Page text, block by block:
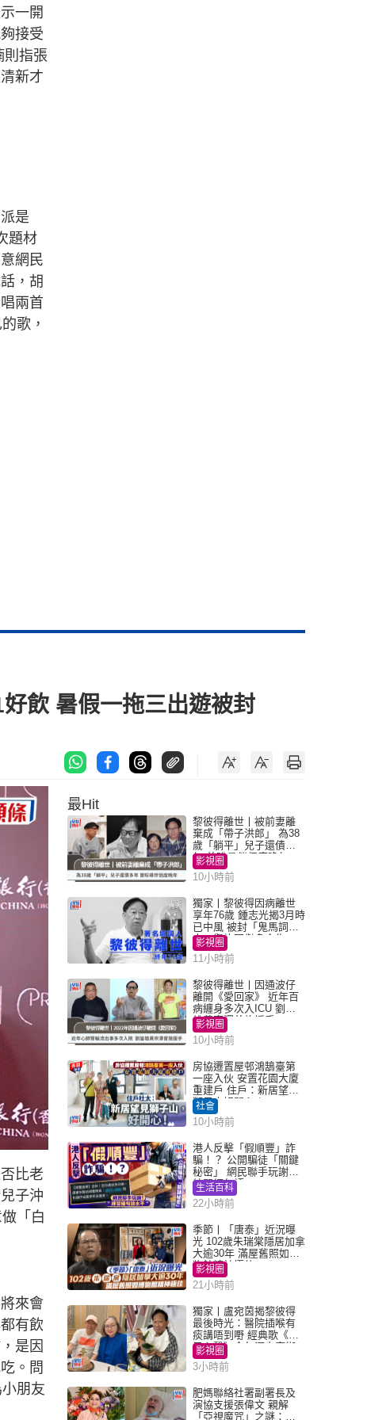
一開
接受
則指張
新才
是
題材
網民
，胡
兩首
歌，
飲 暑假一拖三出遊被封
比老
子沖
「白
來會
有飲
是因
。問
朋友
最Hit
黎彼得離世丨被前妻離
棄成「帶子洪郎」 為38
歲「躺平」兒子還債多
年 曾盼尋伴侶度晚年
影視圈
10小時前
獨家丨黎彼得因病離世
享年76歲 鍾志光揭3月時
已中風 被封「鬼馬詞
人」與許冠傑多合作
影視圈
11小時前
黎彼得離世丨因通波仔
離開《愛回家》 近年百
病纏身多次入ICU 劉鑾
雄黃宗澤曾施援手
影視圈
10小時前
房協遷置屋邨鴻鵠臺第
一座入伙 安置花園大廈
重建戶 住戶：新居望見
獅子山好開心！
社會
10小時前
港人反擊「假順豐」詐
騙！？ 公開騙徒「關鍵
秘密」 網民聯手玩謝：
練習緬甸語
生活百科
22小時前
季節丨「唐泰」近況曝
光 102歲朱瑞棠隱居加拿
大逾30年 滿屋舊照如博
物館精神極佳
影視圈
21小時前
獨家丨盧宛茵揭黎彼得
最後時光：醫院插喉有
痰講唔到嘢 經典歌《浪
子心聲》金句源自廟街
睇相佬
影視圈
3小時前
肥媽聯絡社署副署長及
演協支援張偉文 親解
「亞視魔咒」之謎：有